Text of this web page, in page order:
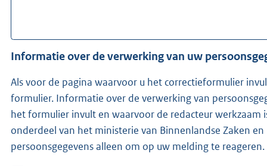
Informatie over de verwerking van uw
Als voor de pagina waarvoor u het correctieformulier
formulier. Informatie over de verwerking van
het formulier invult en waarvoor de redacteur werkzaam is. Is de redacteur niet bekend, ontvangen wij
onderdeel van het ministerie van Binnenlandse Zaken
persoonsgegevens alleen om op uw melding te reageren.